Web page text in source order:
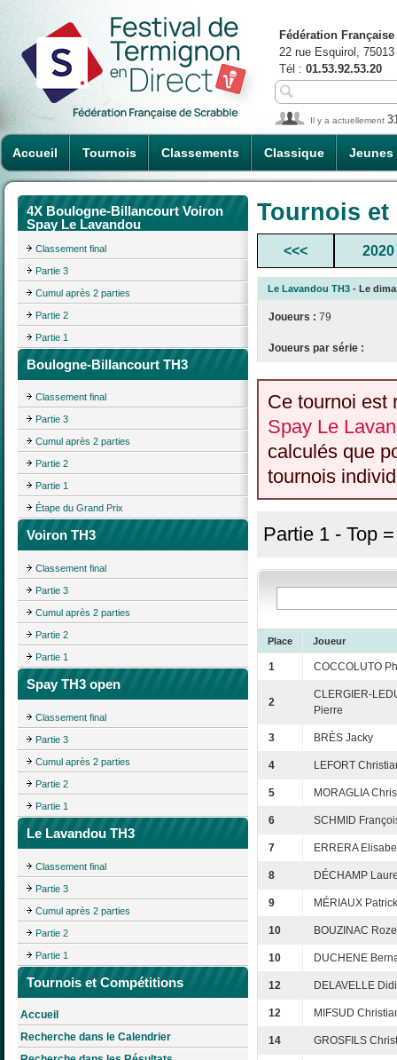
Accueil Tournois Classements Classique Jeunes
Fédération
22 rue Esquirol,
Tél : 01.53.92.53.20
Il y a actuellement
4X Boulogne-Billancourt Voiron
Spay Le Lavandou
Classement final
Partie 3
Cumul après 2 parties
Partie 2
Partie 1
Boulogne-Billancourt TH3
Classement final
Partie 3
Cumul après 2 parties
Partie 2
Partie 1
Étape du Grand Prix
Voiron TH3
Classement final
Partie 3
Cumul après 2 parties
Partie 2
Partie 1
Spay TH3 open
Classement final
Partie 3
Cumul après 2 parties
Partie 2
Partie 1
Le Lavandou TH3
Classement final
Partie 3
Cumul après 2 parties
Partie 2
Partie 1
Tournois et Compétitions
Accueil
Recherche dans le Calendrier
Tournois
<<< 2020
Le Lavandou TH3 - Le
Joueurs : 79
Joueurs par série :
Ce tournoi est
Spay Le
calculés que
tournois
Partie 1 - Top
Place Joueur
1 COCCOLUTO
2
CLERGIER-
Pierre
3 BRÈS Jacky
4 LEFORT
5 MORAGLIA
6 SCHMID
7 ERRERA
8 DÉCHAMP
9 MÉRIAUX Patrick
10 BOUZINAC
10 DUCHENE
12 DELAVELLE
12 MIFSUD
14 GROSFILS